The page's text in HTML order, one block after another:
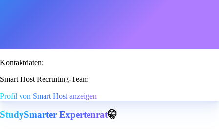
Kontaktdaten:
Smart Host Recruiting-Team
Profil von Smart Host anzeigen
StudySmarter Expertenrat🤫